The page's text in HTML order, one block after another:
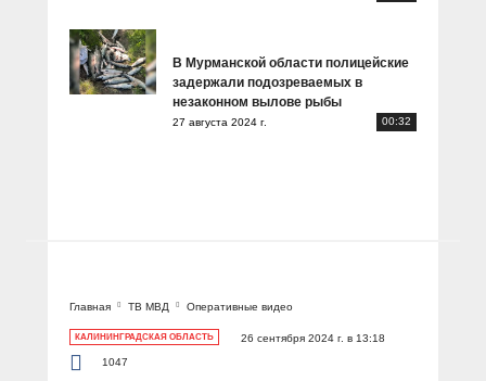
В Мурманской области полицейские
задержали подозреваемых в
незаконном вылове рыбы
27 августа 2024 г. 00:32
Главная ТВ МВД Оперативные видео
КАЛИНИНГРАДСКАЯ ОБЛАСТЬ
26 сентября 2024 г. в 13:18
1047